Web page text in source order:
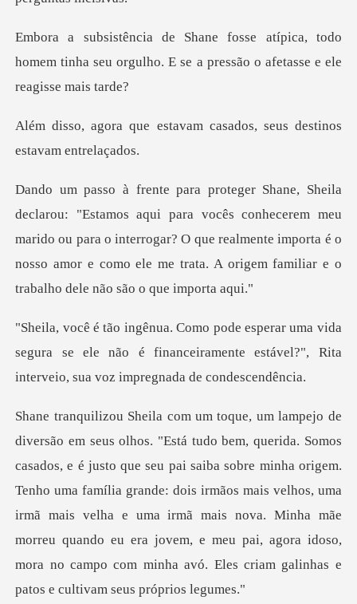
a, todo
homem tinha seu orgulho. E se a pre
avam casados, seus destin
s conhecerem meu
marido ou para o interrogar? O que realmente importa é o
nosso amor
ida
segura se ele não é financeiramente estável?", R
ai saiba sobre minha origem.
Tenho uma família grande: dois irmãos mais velhos, uma
irmã mais velha e uma irmã mais nova. Minha mãe
morre